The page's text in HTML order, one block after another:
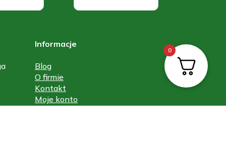
Informacje
Blog
O firmie
Kontakt
Moje konto
0